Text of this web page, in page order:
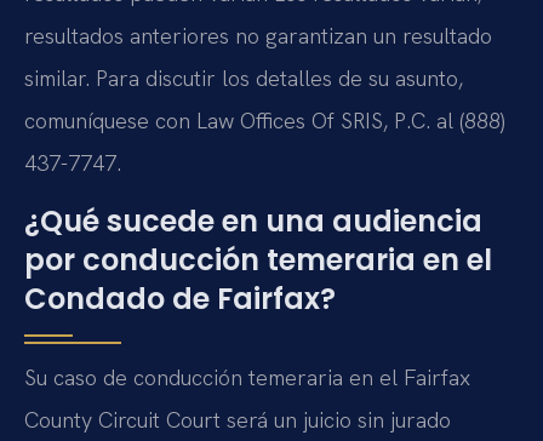
resultados anteriores no garantizan un resultado
similar. Para discutir los detalles de su asunto,
comuníquese con Law Offices Of SRIS, P.C. al (888)
437-7747.
¿Qué sucede en una audiencia
por conducción temeraria en el
Condado de Fairfax?
Su caso de conducción temeraria en el Fairfax
County Circuit Court será un juicio sin jurado